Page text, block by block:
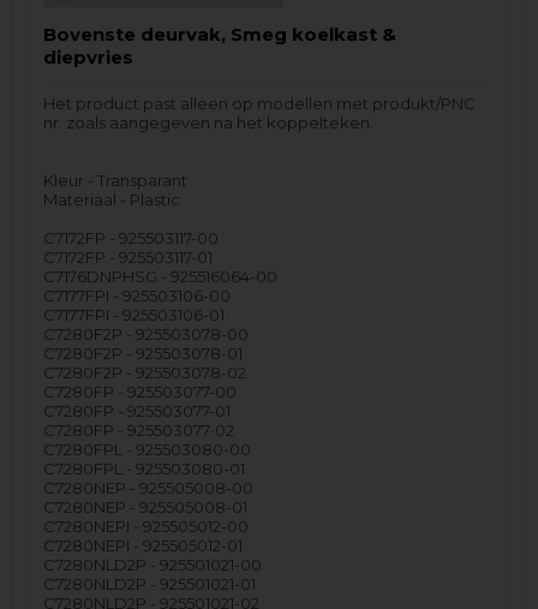
Bovenste deurvak, Smeg koelkast &
diepvries
Het product past alleen op modellen met produkt/PNC
nr. zoals aangegeven na het koppelteken.
Kleur - Transparant
Materiaal - Plastic
C7172FP - 925503117-00
C7172FP - 925503117-01
C7176DNPHSG - 925516064-00
C7177FPI - 925503106-00
C7177FPI - 925503106-01
C7280F2P - 925503078-00
C7280F2P - 925503078-01
C7280F2P - 925503078-02
C7280FP - 925503077-00
C7280FP - 925503077-01
C7280FP - 925503077-02
C7280FPL - 925503080-00
C7280FPL - 925503080-01
C7280NEP - 925505008-00
C7280NEP - 925505008-01
C7280NEPI - 925505012-00
C7280NEPI - 925505012-01
C7280NLD2P - 925501021-00
C7280NLD2P - 925501021-01
C7280NLD2P - 925501021-02